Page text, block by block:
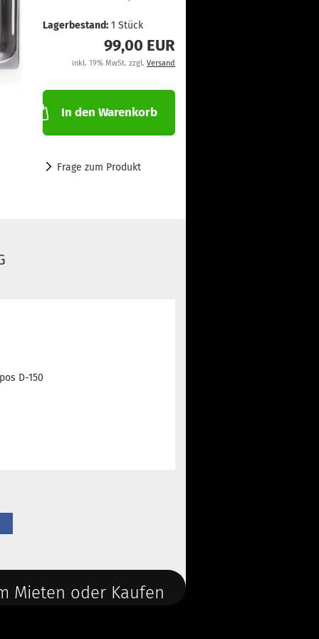
Lagerbestand: 1Stück
99,00 EUR
inkl. 19% MwSt. zzgl. Versand
In den Warenkorb
Frage zum Produkt
D-150
Mieten oder Kaufen